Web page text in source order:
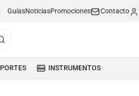
GuíasNoticiasPromociones Contacto
INSTRUMENTOS